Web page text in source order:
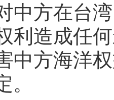
中方在台
利造成任
中方海洋
。